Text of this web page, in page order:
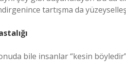
tartışma da
bile insanlar “kesin